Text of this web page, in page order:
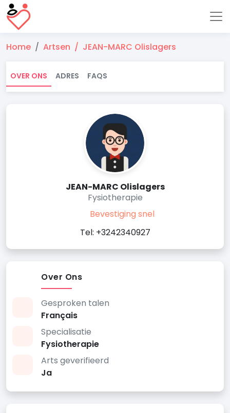
Home Artsen JEAN-MARC Olislagers
OVER ONS ADRES FAQS
JEAN-MARC Olislagers
Fysiotherapie
Bevestiging snel
Tel: +3242340927
Over Ons
Gesproken talen
Français
Specialisatie
Fysiotherapie
Arts geverifieerd
Ja